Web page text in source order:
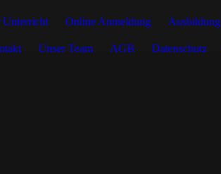
Unterricht Online Anmeldung Ausbildung
Unser Team AGB Datenschutz